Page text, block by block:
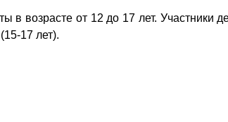
в возрасте от 12 до 17 лет. Участники
17 лет).